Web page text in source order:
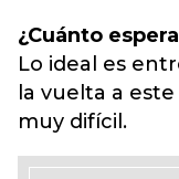
¿Cuánto
Lo ideal es
la vuelta a
muy difícil.